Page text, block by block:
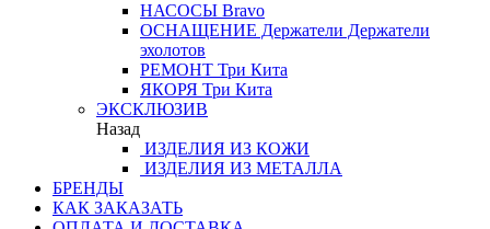
НАСОСЫ Bravo
ОСНАЩЕНИЕ Держатели Держатели
эхолотов
РЕМОНТ Три Кита
ЯКОРЯ Три Кита
ЭКСКЛЮЗИВ
Назад
ИЗДЕЛИЯ ИЗ КОЖИ
ИЗДЕЛИЯ ИЗ МЕТАЛЛА
БРЕНДЫ
КАК ЗАКАЗАТЬ